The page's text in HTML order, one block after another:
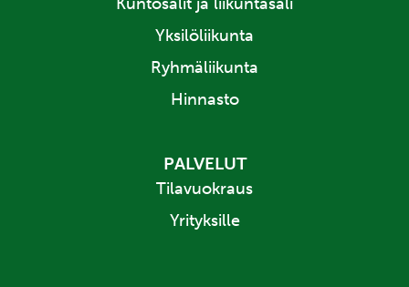
Yksilöliikunta
Ryhmäliikunta
Hinnasto
PALVELUT
Tilavuokraus
Yrityksille